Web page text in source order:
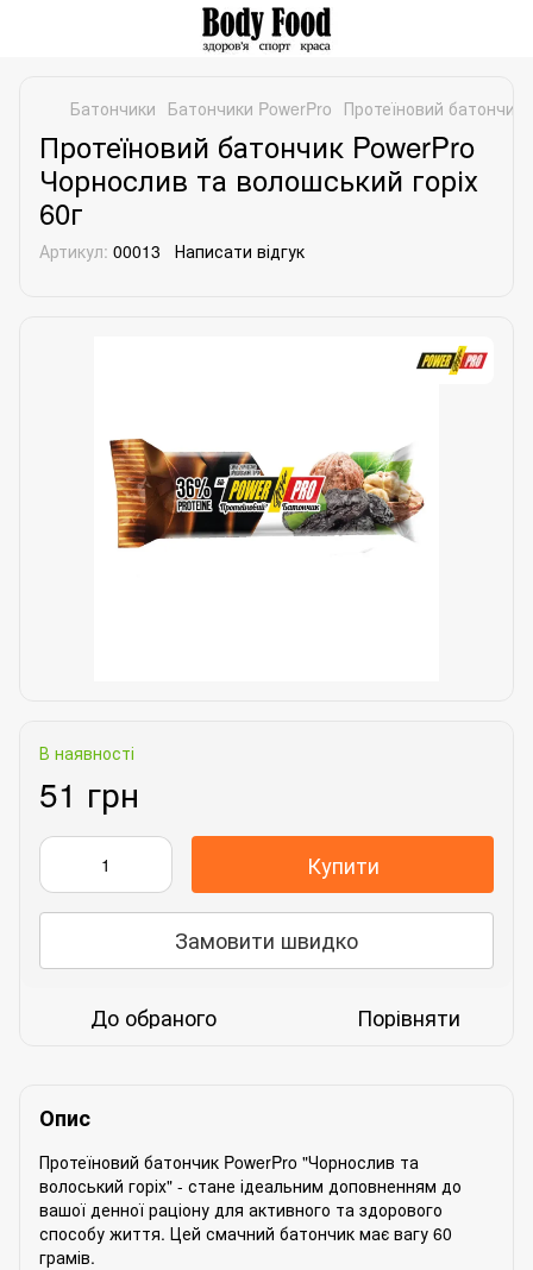
Батончики Батончики PowerPro Протеїновий
Протеїновий батончик PowerPro
Чорнослив та волошський горіх
60г
Артикул: 00013 Написати відгук
В наявності
51 грн
Купити
Замовити швидко
До обраного Порівняти
Опис
Протеїновий батончик PowerPro "Чорнослив та
волоський горіх" - стане ідеальним доповненням до
вашої денної раціону для активного та здорового
способу життя. Цей смачний батончик має вагу 60
грамів.